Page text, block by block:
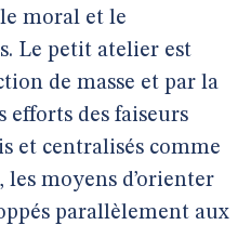
moral et le
Le petit atelier est
de masse et par la
des faiseurs
et centralisés comme
moyens d’orienter
parallèlement aux